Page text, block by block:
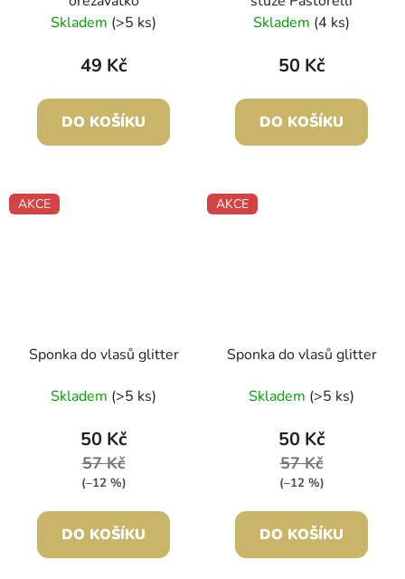
Skladem (>5 ks)
49 Kč
DO KOŠÍKU
Skladem (4 ks)
50 Kč
DO KOŠÍKU
AKCE
Sponka do vlasů glitter
Skladem (>5 ks)
50 Kč
57 Kč
(–12 %)
DO KOŠÍKU
AKCE
Sponka do vlasů glitter
Skladem (>5 ks)
50 Kč
57 Kč
(–12 %)
DO KOŠÍKU